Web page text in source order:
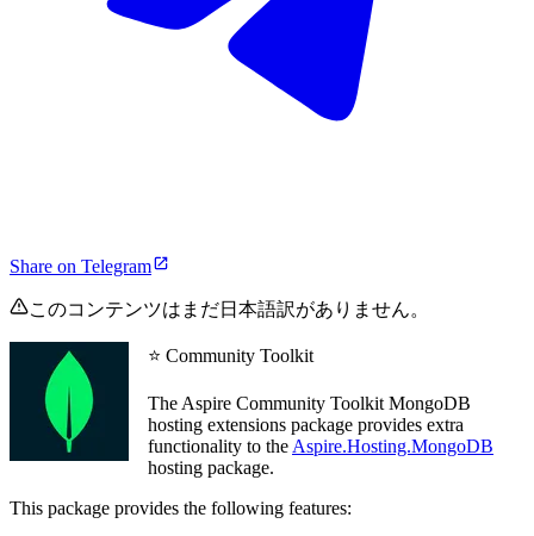
Share on Telegram
このコンテンツはまだ日本語訳がありません。
⭐ Community Toolkit
The Aspire Community Toolkit MongoDB
hosting extensions package provides extra
functionality to the Aspire.Hosting.MongoDB
hosting package.
This package provides the following features: